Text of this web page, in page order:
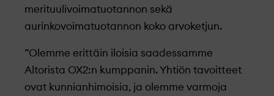
merituulivoimatuotannon sekä
aurinkovoimatuotannon koko arvoketjun.
”Olemme erittäin iloisia saadessamme
Altorista OX2:n kumppanin. Yhtiön tavoitteet
ovat kunnianhimoisia, ja olemme varmoja